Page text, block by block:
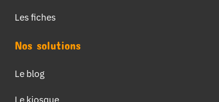
Les fiches
Nos solutions
Le blog
Le kiosque